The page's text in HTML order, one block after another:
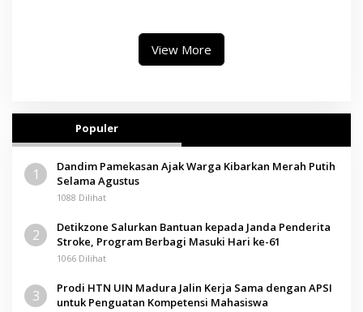
View More
Populer
1
Dandim Pamekasan Ajak Warga Kibarkan Merah Putih
Selama Agustus
1088 Dilihat
2
Detikzone Salurkan Bantuan kepada Janda Penderita
Stroke, Program Berbagi Masuki Hari ke-61
1066 Dilihat
3
Prodi HTN UIN Madura Jalin Kerja Sama dengan APSI
untuk Penguatan Kompetensi Mahasiswa